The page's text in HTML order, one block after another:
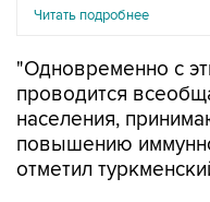
Читать подробнее
"Одновременно с
проводится
населения,
повышению
отметил